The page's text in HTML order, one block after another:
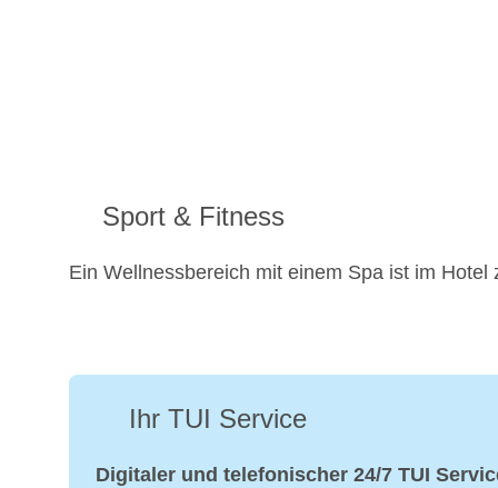
Sport & Fitness
Ein Wellnessbereich mit einem Spa ist im Hotel
Ihr TUI Service
Digitaler und telefonischer 24/7 TUI